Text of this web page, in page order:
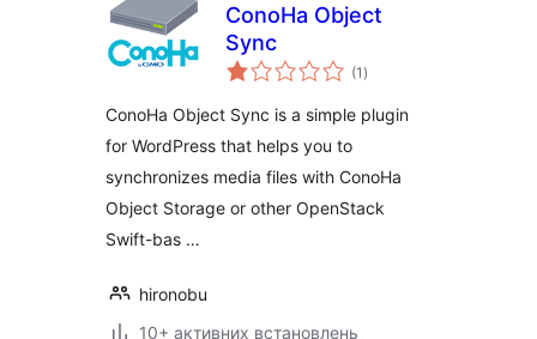
ConoHa Object
Sync
(1 загальний
рейтинг
)
ConoHa Object Sync is a simple plugin
for WordPress that helps you to
synchronizes media files with ConoHa
Object Storage or other OpenStack
Swift-bas …
hironobu
10+ активних встановлень